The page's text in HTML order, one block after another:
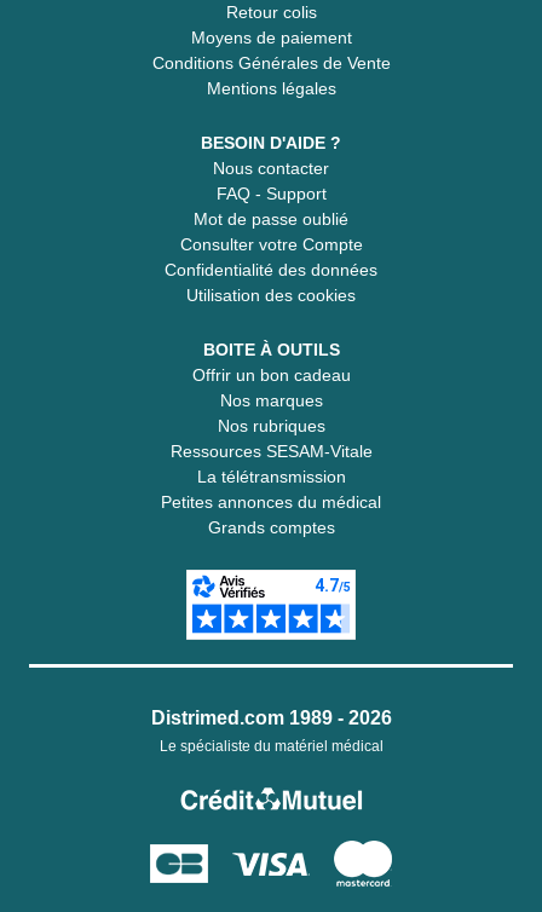
Retour colis
Moyens de paiement
Conditions Générales de Vente
Mentions légales
BESOIN D'AIDE ?
Nous contacter
FAQ - Support
Mot de passe oublié
Consulter votre Compte
Confidentialité des données
Utilisation des cookies
BOITE À OUTILS
Offrir un bon cadeau
Nos marques
Nos rubriques
Ressources SESAM-Vitale
La télétransmission
Petites annonces du médical
Grands comptes
Distrimed.com 1989 - 2026
Le spécialiste du matériel médical